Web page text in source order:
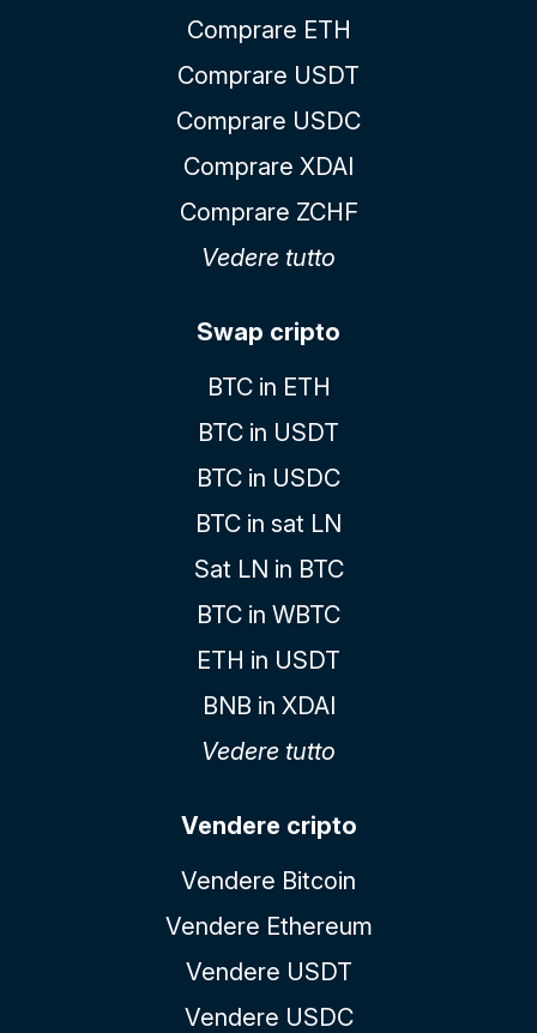
Comprare ETH
Comprare USDT
Comprare USDC
Comprare XDAI
Comprare ZCHF
Vedere tutto
Swap cripto
BTC in ETH
BTC in USDT
BTC in USDC
BTC in sat LN
Sat LN in BTC
BTC in WBTC
ETH in USDT
BNB in XDAI
Vedere tutto
Vendere cripto
Vendere Bitcoin
Vendere Ethereum
Vendere USDT
Vendere USDC